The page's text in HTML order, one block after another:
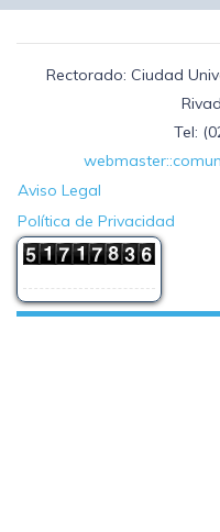
Rectorado: Ciudad
Tel:
Aviso Legal
Política de Privacidad